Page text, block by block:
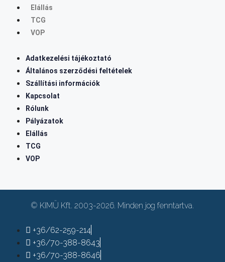
Elállás
TCG
VOP
Adatkezelési tájékoztató
Általános szerződési feltételek
Szállítási információk
Kapcsolat
Rólunk
Pályázatok
Elállás
TCG
VOP
© KIMÜ Kft. 2003-2026. Minden jog fenntartva.
+36/62-259-214
+36/70-388-8643
+36/70-388-8646